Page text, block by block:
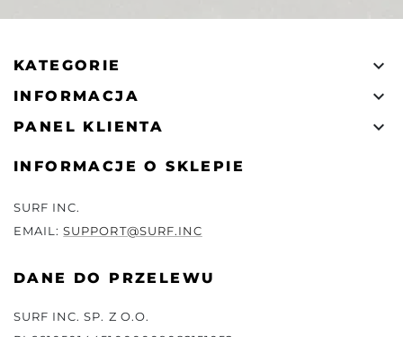
KATEGORIE 
INFORMACJA 
PANEL KLIENTA 
INFORMACJE O SKLEPIE
SURF INC.
EMAIL:SUPPORT@SURF.INC
DANE DO PRZELEWU
SURF INC. SP. Z O.O.